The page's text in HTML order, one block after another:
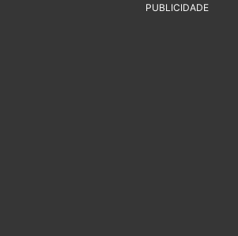
PUBLICIDADE